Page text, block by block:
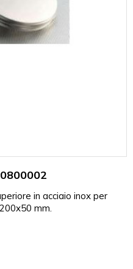
in acciaio inox per
mm.